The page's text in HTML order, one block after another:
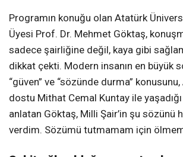
Programın konuğu olan Atatürk
Üyesi Prof. Dr. Mehmet Göktaş,
sadece şairliğine değil, kaya gibi
dikkat çekti. Modern insanın en büyük
“güven” ve “sözünde durma” konusunu,
dostu Mithat Cemal Kuntay ile
anlatan Göktaş, Milli Şair’in şu sözünü
verdim. Sözümü tutmamam için ölmem